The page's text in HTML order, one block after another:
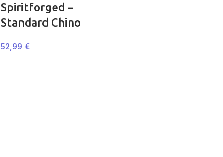
Spiritforged –
Standard Chino
52,99 €